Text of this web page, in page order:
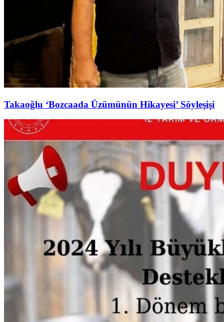
Takaoğlu ‘Bozcaada Üzümünün Hikayesi’ Söyleşişi